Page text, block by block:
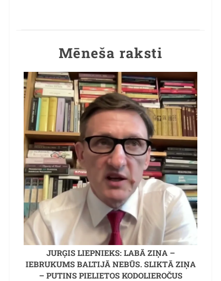
Mēneša raksti
JURĢIS LIEPNIEKS: LABĀ ZIŅA –
IEBRUKUMS BALTIJĀ NEBŪS. SLIKTĀ ZIŅA
– PUTINS PIELIETOS KODOLIEROČUS